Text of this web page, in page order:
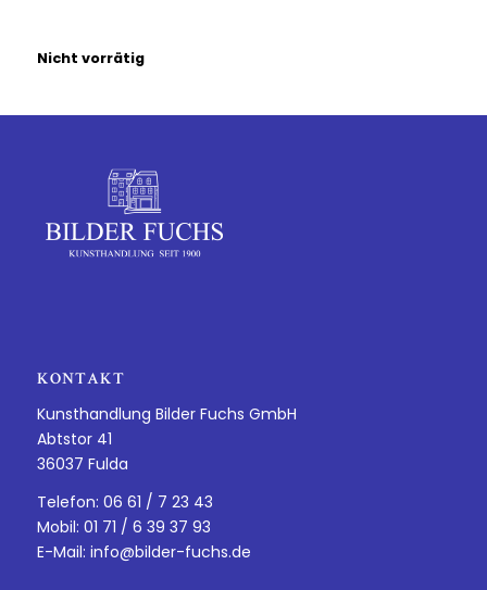
Nicht vorrätig
KONTAKT
Kunsthandlung Bilder Fuchs GmbH
Abtstor 41
36037 Fulda
Telefon: 06 61 / 7 23 43
Mobil: 01 71 / 6 39 37 93
E-Mail: info@bilder-fuchs.de